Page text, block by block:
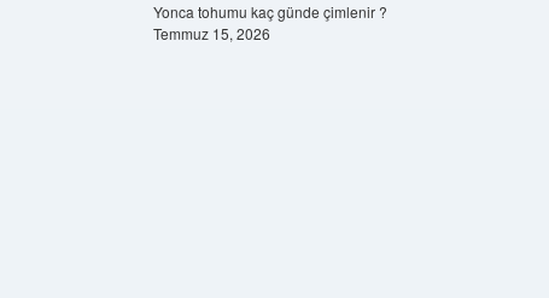
Yonca tohumu kaç günde çimlenir ?
Temmuz 15, 2026